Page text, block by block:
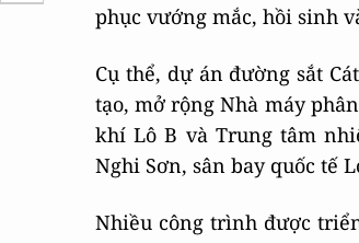
phục vướng mắc, hồi sinh
Cụ thể, dự án đường sắt
tạo, mở rộng Nhà máy
khí Lô B và Trung tâm
Nghi Sơn, sân bay quốc tế
Nhiều công trình được